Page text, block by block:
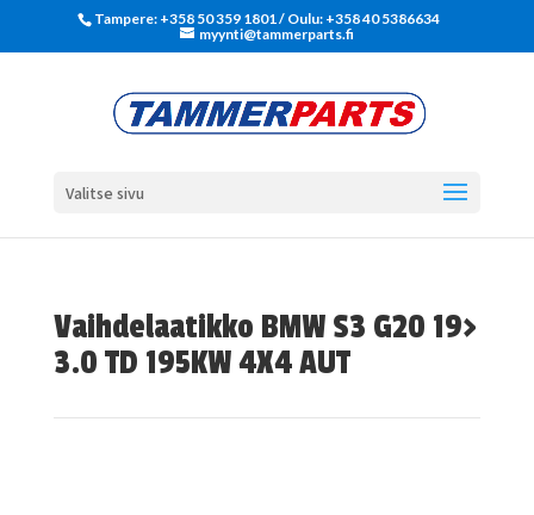
Tampere: +358 50 359 1801‬ / Oulu: +358 40 5386634
myynti@tammerparts.fi
Valitse sivu
Vaihdelaatikko BMW S3 G20 19>
3.0 TD 195KW 4X4 AUT